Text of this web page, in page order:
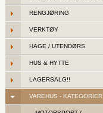
RENGJØRING
VERKTØY
HAGE / UTENDØRS
HUS & HYTTE
LAGERSALG!!
VAREHUS - KATEGORIER